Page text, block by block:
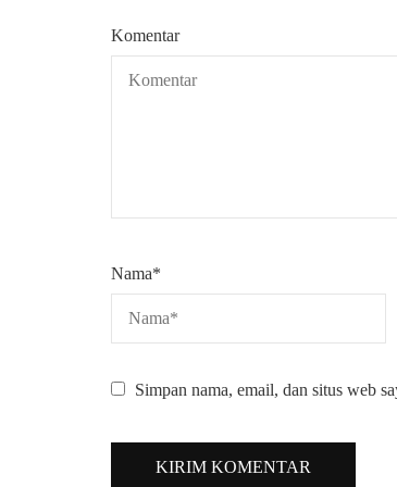
Komentar
Nama*
Simpan nama, email, dan situs web